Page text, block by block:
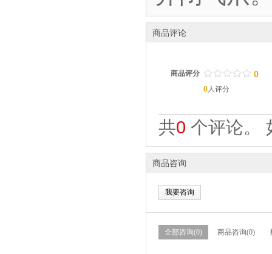
商品评论
商品评分 / / / / /
. . . . . 0
0人评分
共0 个评论。
商品咨询
我要咨询
全部咨询(0) 商品咨询(0)